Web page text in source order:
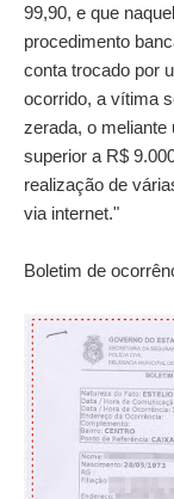
99,90, e que
procedimento
conta trocado por
ocorrido, a vítima
zerada, o meliante
superior a R$
realização de
via internet."
Boletim de